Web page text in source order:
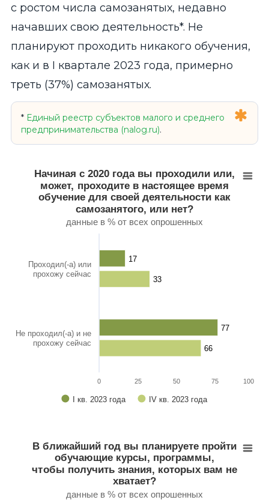
с ростом числа самозанятых, недавно
начавших свою деятельность*. Не
планируют проходить никакого обучения,
как и в I квартале 2023 года, примерно
треть (37%) самозанятых.
* Единый реестр субъектов малого и среднего
предпринимательства (nalog.ru).
Bar chart with 2 data series.
данные в % от всех опрошенных
View as data table, Начиная с 2020 года вы
The chart has 1 X axis displaying categories.
The chart has 1 Y axis displaying values. Range: 0 to 100.
Начиная с 2020 года вы проходили или,
может, проходите в настоящее время
обучение для своей деятельности как
самозанятого, или нет?
данные в % от всех опрошенных
17
17
77
77
33
33
66
66
I кв. 2023 года IV кв. 2023 года
Проходил(-а) или
прохожу сейчас
Не проходил(-а) и не
прохожу сейчас
0 25 50 75 100
данные в % от всех опрошенных
View as data table, В ближайший год вы планируете
The chart has 1 X axis displaying categories.
The chart has 1 Y axis displaying values. Range: 0 to 100.
В ближайший год вы планируете пройти
обучающие курсы, программы,
чтобы получить знания, которых вам не
хватает?
данные в % от всех опрошенных